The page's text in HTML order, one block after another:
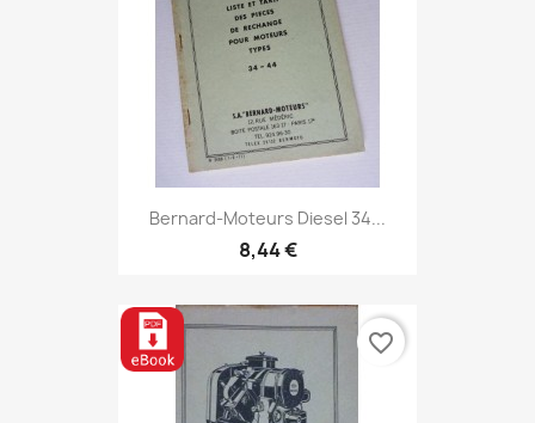
Bernard-Moteurs Diesel 34...
8,44 €
favorite_border